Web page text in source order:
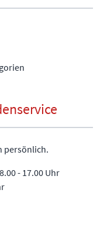
persönlich.
- 17.00 Uhr